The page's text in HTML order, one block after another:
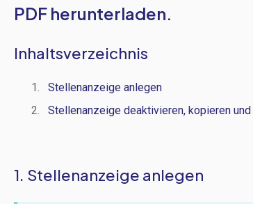
PDF herunterladen.
Inhaltsverzeichnis
Stellenanzeige anlegen
Stellenanzeige deaktivieren, kopieren
1. Stellenanzeige anlegen